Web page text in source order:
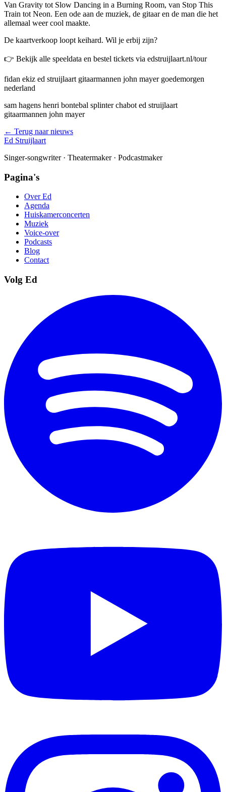
Van Gravity tot Slow Dancing in a Burning Room, van Stop This
Train tot Neon. Een ode aan de muziek, de gitaar en de man die het
allemaal weer cool maakte.
De kaartverkoop loopt keihard. Wil je erbij zijn?
👉 Bekijk alle speeldata en bestel tickets via edstruijlaart.nl/tour
fidan ekiz ed struijlaart gitaarmannen john mayer goedemorgen
nederland
sam hagens henri bontebal splinter chabot ed struijlaart
gitaarmannen john mayer
← Terug naar nieuws
Ed Struijlaart
Singer-songwriter · Theatermaker · Podcastmaker
Pagina's
Over Ed
Agenda
Huiskamerconcerten
Muziek
Voice-over
Podcasts
Blog
Contact
Volg Ed